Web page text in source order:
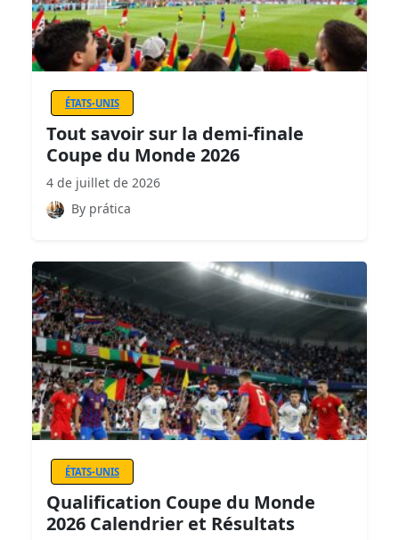
ÉTATS-UNIS
Tout savoir sur la demi-finale
Coupe du Monde 2026
4 de juillet de 2026
By prática
ÉTATS-UNIS
Qualification Coupe du Monde
2026 Calendrier et Résultats